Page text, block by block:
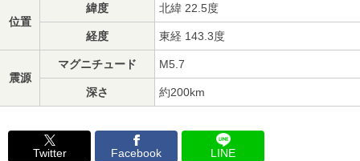
位置
緯度 北緯 22.5度
経度 東経 143.3度
震源
マグニチュード M5.7
深さ 約200km
Twitter Facebook LINE